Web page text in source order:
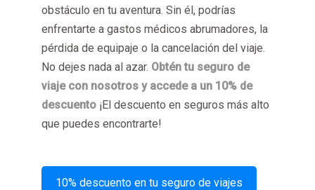
obstáculo en tu aventura. Sin él, podrías
enfrentarte a gastos médicos abrumadores, la
pérdida de equipaje o la cancelación del viaje.
No dejes nada al azar. Obtén tu seguro de
viaje con nosotros y accede a un 10% de
descuento ¡El descuento en seguros más alto
que puedes encontrarte!
10% descuento en tu seguro de viajes